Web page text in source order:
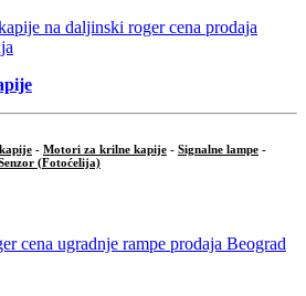
- Motori za krilne kapije - Signalne lampe -
(Fotoćelija)